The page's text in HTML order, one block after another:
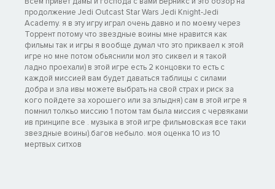
продолжение Jedi Outcast Star Wars Jedi Knight-Jedi
Academy. я в эту игру играл очень давно и по моему через
Торрент потому что звездные воины мне нравится как
фильмы так и игры я вообще думал что это прикваел к этой
игре но мне потом обьяснили мол это сиквел и я такой
ладно проехали) в этой игре есть 2 концовки то есть с
каждой миссией вам будет даваться таблицы с силами
добра и зла ивы можете выбрать на свой страх и риск за
кого пойдете за хорошего или за злыдня) сам в этой игре я
помнил толкьо миссию 1 потом там была миссия с червяками
ив принципе все . музыка в этой игре фильмовская все таки
звездные воины).багов небыло. моя оценка 10 из 10
мертвых ситхов